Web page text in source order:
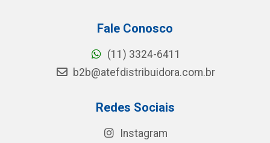
Fale Conosco
(11) 3324-6411
b2b@atefdistribuidora.com.br
Redes Sociais
Instagram